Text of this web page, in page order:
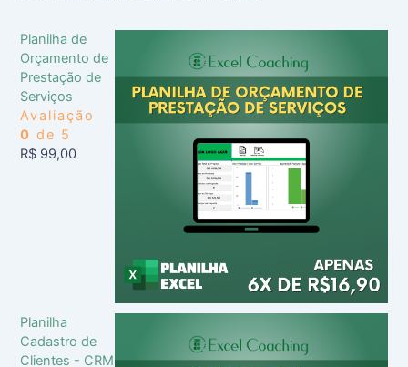
Planilha de
Orçamento de
Prestação de
Serviços
Avaliação
0 de 5
R$ 99,00
Planilha
Cadastro de
Clientes - CRM